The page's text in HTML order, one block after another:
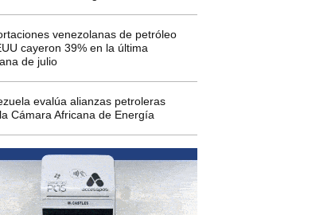
venezolanas de petróleo
cayeron 39% en la última
de julio
evalúa alianzas petroleras
Cámara Africana de Energía